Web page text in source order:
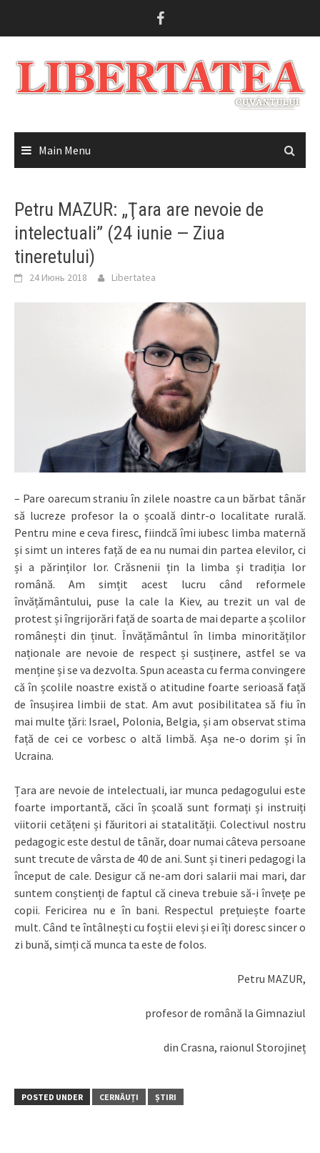
Main Menu
Petru MAZUR: „Ţara are nevoie de
intelectuali” (24 iunie — Ziua
tineretului)
24 Июнь 2018 Libertatea
– Pare oarecum straniu în zilele noastre ca un bărbat tânăr
să lucreze profesor la o școală dintr-o localitate rurală.
Pentru mine e ceva firesc, fiindcă îmi iubesc limba maternă
și simt un interes față de ea nu numai din partea elevilor, ci
și a părinților lor. Crăsnenii țin la limba și tradiția lor
română. Am simțit acest lucru când reformele
învățământului, puse la cale la Kiev, au trezit un val de
protest și îngrijorări față de soarta de mai departe a școlilor
românești din ținut. Învățământul în limba minorităților
naționale are nevoie de respect și susținere, astfel se va
menține și se va dezvolta. Spun aceasta cu ferma convingere
că în școlile noastre există o atitudine foarte serioasă față
de însușirea limbii de stat. Am avut posibilitatea să fiu în
mai multe țări: Israel, Polonia, Belgia, și am observat stima
față de cei ce vorbesc o altă limbă. Așa ne-o dorim și în
Ucraina.
Țara are nevoie de intelectuali, iar munca pedagogului este
foarte importantă, căci în școală sunt formați și instruiți
viitorii cetățeni și făuritori ai statalității. Colectivul nostru
pedagogic este destul de tânăr, doar numai câteva persoane
sunt trecute de vârsta de 40 de ani. Sunt și tineri pedagogi la
început de cale. Desigur că ne-am dori salarii mai mari, dar
suntem conștienți de faptul că cineva trebuie să-i învețe pe
copii. Fericirea nu e în bani. Respectul prețuiește foarte
mult. Când te întâlnești cu foștii elevi și ei îți doresc sincer o
zi bună, simți că munca ta este de folos.
Petru MAZUR,
profesor de română la Gimnaziul
din Crasna, raionul Storojineț
POSTED UNDER CERNĂUȚI ȘTIRI